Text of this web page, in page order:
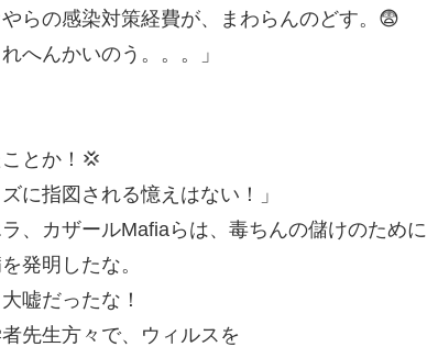
らの感染対策経費が、まわらんのどす。😨
へんかいのう。。。」
とか！💢
に指図される憶えはない！」
ラ、カザールMafiaらは、毒ちんの儲けのために
発明したな。
嘘だったな！
先生方々で、ウィルスを